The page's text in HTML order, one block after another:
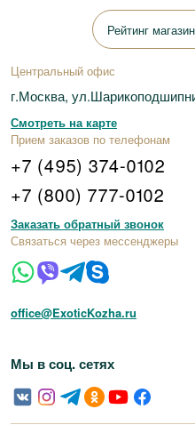
Рейтинг
Центральный офис
г.Москва,
Смотреть на карте
Прием заказов по телефонам
+7 (495) 374-0102
+7 (800) 777-0102
Заказать обратный звонок
Связаться через мессенджеры
office@ExoticKozha.ru
Мы в соц. сетях